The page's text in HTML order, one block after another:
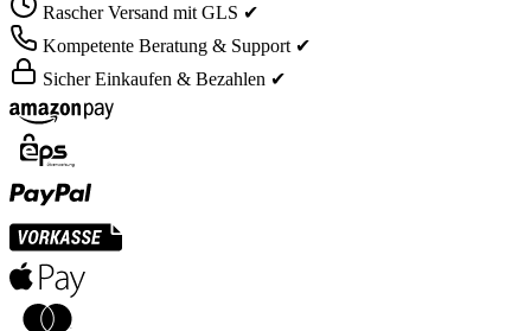
Rascher Versand mit GLS ✔
Kompetente Beratung & Support ✔
Sicher Einkaufen & Bezahlen ✔